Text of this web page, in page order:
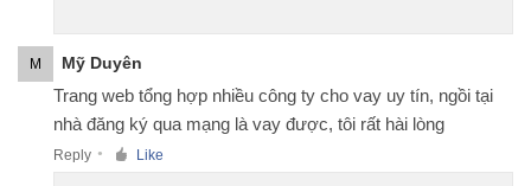
M Mỹ Duyên
Trang web tổng hợp nhiều công ty cho vay uy tín, ngồi tại
nhà đăng ký qua mạng là vay được, tôi rất hài lòng
Reply ● Like